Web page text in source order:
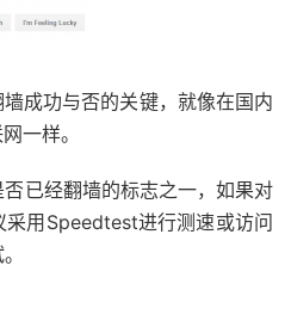
成功与否的关键，就像在国内
一样。
已经翻墙的标志之一，如果对
用Speedtest进行测速或访问